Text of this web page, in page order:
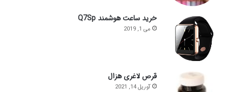
خرید ساعت هوشمند Q7Sp
می 1, 2019
قرص لاغری هزال
آوریل 14, 2021